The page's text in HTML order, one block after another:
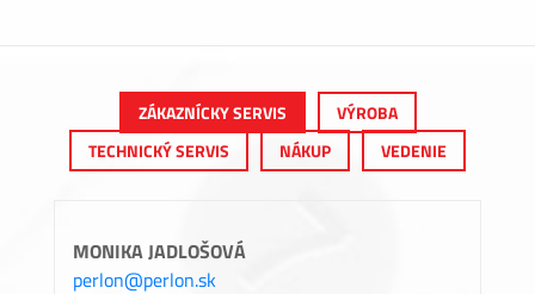
ZÁKAZNÍCKY SERVIS
VÝROBA
TECHNICKÝ SERVIS
NÁKUP VEDENIE
MONIKA JADLOŠOVÁ
perlon@perlon.sk